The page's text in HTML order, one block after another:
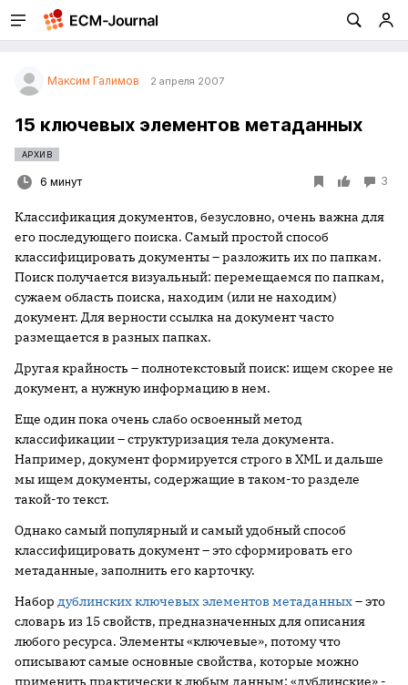
Максим Галимов 2 апреля 2007
15 ключевых элементов метаданных
АРХИВ
6 минут 3
Классификация документов, безусловно, очень важна для
его последующего поиска. Самый простой способ
классифицировать документы – разложить их по папкам.
Поиск получается визуальный: перемещаемся по папкам,
сужаем область поиска, находим (или не находим)
документ. Для верности ссылка на документ часто
размещается в разных папках.
Другая крайность – полнотекстовый поиск: ищем скорее не
документ, а нужную информацию в нем.
Еще один пока очень слабо освоенный метод
классификации – структуризация тела документа.
Например, документ формируется строго в XML и дальше
мы ищем документы, содержащие в таком-то разделе
такой-то текст.
Однако самый популярный и самый удобный способ
классифицировать документ – это сформировать его
метаданные, заполнить его карточку.
Набор дублинских ключевых элементов метаданных– это
словарь из 15 свойств, предназначенных для описания
любого ресурса. Элементы «ключевые», потому что
описывают самые основные свойства, которые можно
применить практически к любым данным; «дублинские» -